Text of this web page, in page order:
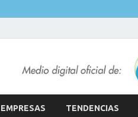
EMPRESAS TENDENCIAS